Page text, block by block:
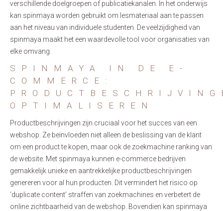
verschillende doelgroepen of publicatiekanalen. In het onderwijs
kan spinmaya worden gebruikt om lesmateriaal aan te passen
aan het niveau van individuele studenten. De veelzijdigheid van
spinmaya maakt het een waardevolle tool voor organisaties van
elke omvang.
SPINMAYA IN DE E-
COMMERCE:
OPTIMALISEREN
Productbeschrijvingen zijn cruciaal voor het succes van een
webshop. Ze beïnvloeden niet alleen de beslissing van de klant
om een product te kopen, maar ook de zoekmachine ranking van
de website. Met spinmaya kunnen e-commerce bedrijven
gemakkelijk unieke en aantrekkelijke productbeschrijvingen
genereren voor al hun producten. Dit vermindert het risico op
‘duplicate content’ straffen van zoekmachines en verbetert de
online zichtbaarheid van de webshop. Bovendien kan spinmaya